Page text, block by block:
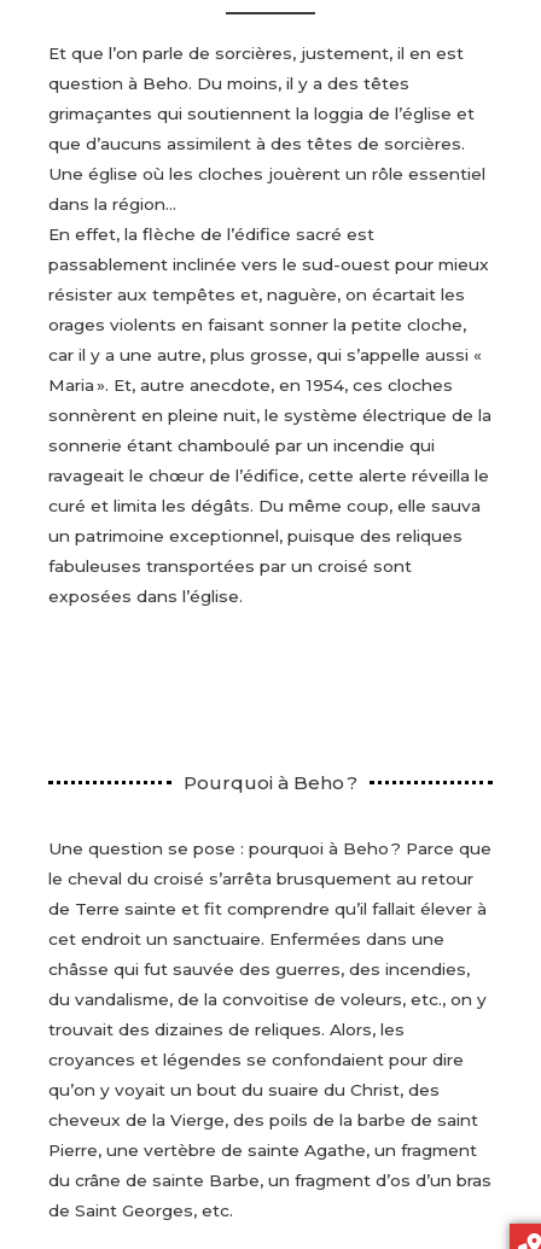
Et que l’on parle de sorcières, justement, il en est
question à Beho. Du moins, il y a des têtes
grimaçantes qui soutiennent la loggia de l’église et
que d’aucuns assimilent à des têtes de sorcières.
Une église où les cloches jouèrent un rôle essentiel
dans la région…
En effet, la flèche de l’édifice sacré est
passablement inclinée vers le sud-ouest pour mieux
résister aux tempêtes et, naguère, on écartait les
orages violents en faisant sonner la petite cloche,
car il y a une autre, plus grosse, qui s’appelle aussi «
Maria ». Et, autre anecdote, en 1954, ces cloches
sonnèrent en pleine nuit, le système électrique de la
sonnerie étant chamboulé par un incendie qui
ravageait le chœur de l’édifice, cette alerte réveilla le
curé et limita les dégâts. Du même coup, elle sauva
un patrimoine exceptionnel, puisque des reliques
fabuleuses transportées par un croisé sont
exposées dans l’église.
Pourquoi à Beho ?
Une question se pose : pourquoi à Beho ? Parce que
le cheval du croisé s’arrêta brusquement au retour
de Terre sainte et fit comprendre qu’il fallait élever à
cet endroit un sanctuaire. Enfermées dans une
châsse qui fut sauvée des guerres, des incendies,
du vandalisme, de la convoitise de voleurs, etc., on y
trouvait des dizaines de reliques. Alors, les
croyances et légendes se confondaient pour dire
qu’on y voyait un bout du suaire du Christ, des
cheveux de la Vierge, des poils de la barbe de saint
Pierre, une vertèbre de sainte Agathe, un fragment
du crâne de sainte Barbe, un fragment d’os d’un bras
de Saint Georges, etc.